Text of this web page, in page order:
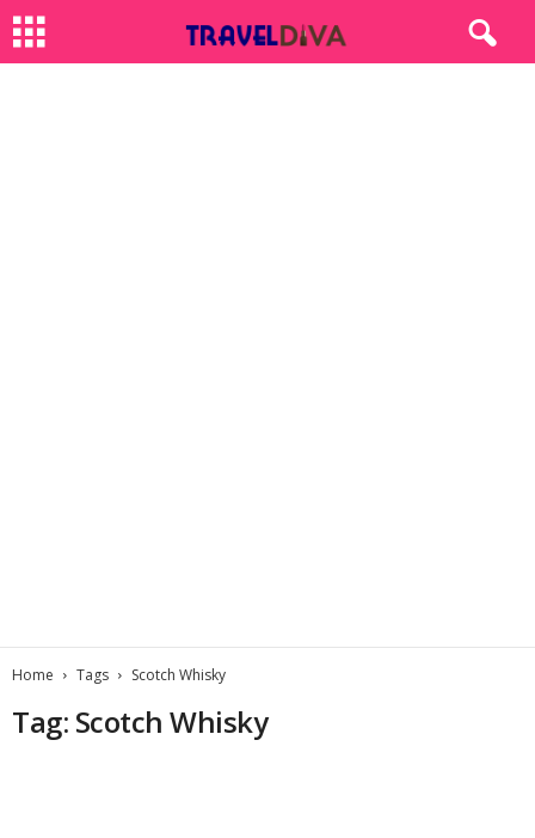
Home Tags Scotch Whisky
Tag: Scotch Whisky